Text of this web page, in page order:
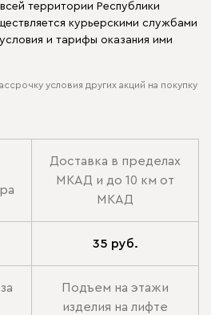
территории Республики
курьерскими службами
и тарифы оказания ими
условия других акций на покупку
Доставка в пределах
МКАД и до 10 км от
МКАД
35 руб.
Подъем на этажи
изделия на лифте